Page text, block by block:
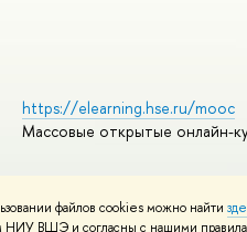
файлов cookies можно найти
НИУ ВШЭ и согласны с нашими
https://elearning.hse.ru/mooc
Массовые открытые онлайн-
Редактору